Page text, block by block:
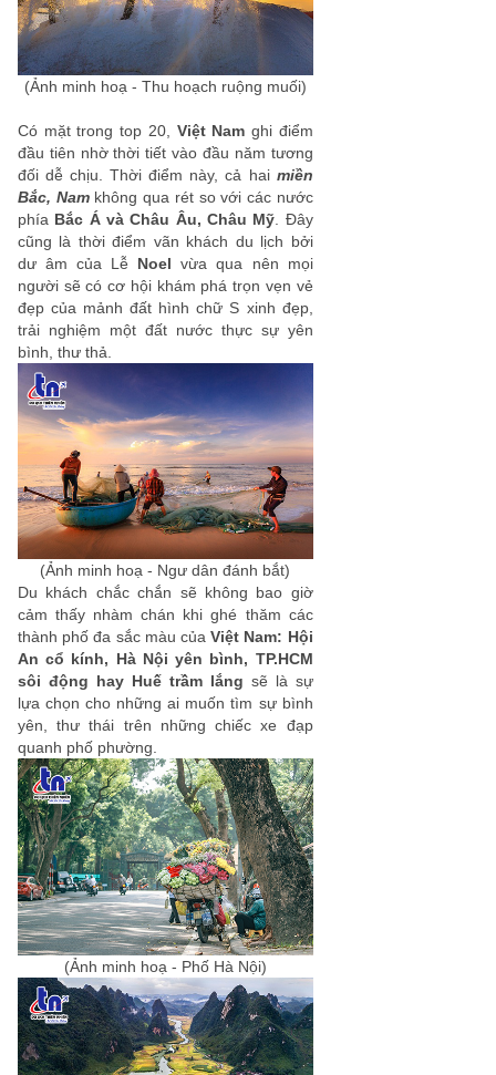
(Ảnh minh hoạ - Thu hoạch ruộng muối)
Có mặt trong top 20, Việt Nam ghi điểm
đầu tiên nhờ thời tiết vào đầu năm tương
đối dễ chịu. Thời điểm này, cả hai miền
Bắc, Namkhông qua rét so với các nước
phía Bắc Á và Châu Âu, Châu Mỹ . Đây
cũng là thời điểm vãn khách du lịch bởi
dư âm của Lễ Noel vừa qua nên mọi
người sẽ có cơ hội khám phá trọn vẹn vẻ
đẹp của mảnh đất hình chữ S xinh đẹp,
trải nghiệm một đất nước thực sự yên
bình, thư thả.
(Ảnh minh hoạ - Ngư dân đánh bắt)
Du khách chắc chắn sẽ không bao giờ
cảm thấy nhàm chán khi ghé thăm các
thành phố đa sắc màu củaViệt Nam: Hội
An cổ kính, Hà Nội yên bình, TP.HCM
sôi động hay Huế trầm lắng sẽ là sự
lựa chọn cho những ai muốn tìm sự bình
yên, thư thái trên những chiếc xe đạp
quanh phố phường.
(Ảnh minh hoạ - Phố Hà Nội)